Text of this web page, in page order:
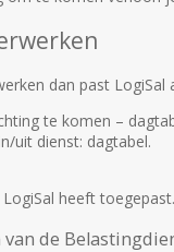
dan past
te komen –
uit dienst: dagtabel.
heeft toegepast.
de